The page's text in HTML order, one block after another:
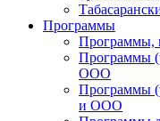
Программы
Программы,
Программы
ООО
Программы
и ООО